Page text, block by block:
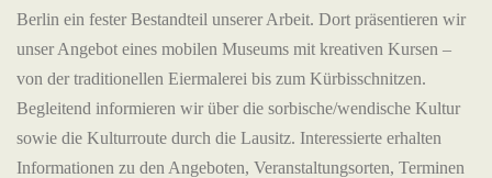
Berlin ein fester Bestandteil unserer Arbeit. Dort präsentieren wir
unser Angebot eines mobilen Museums mit kreativen Kursen –
von der traditionellen Eiermalerei bis zum Kürbisschnitzen.
Begleitend informieren wir über die sorbische/wendische Kultur
sowie die Kulturroute durch die Lausitz. Interessierte erhalten
Informationen zu den Angeboten, Veranstaltungsorten, Terminen